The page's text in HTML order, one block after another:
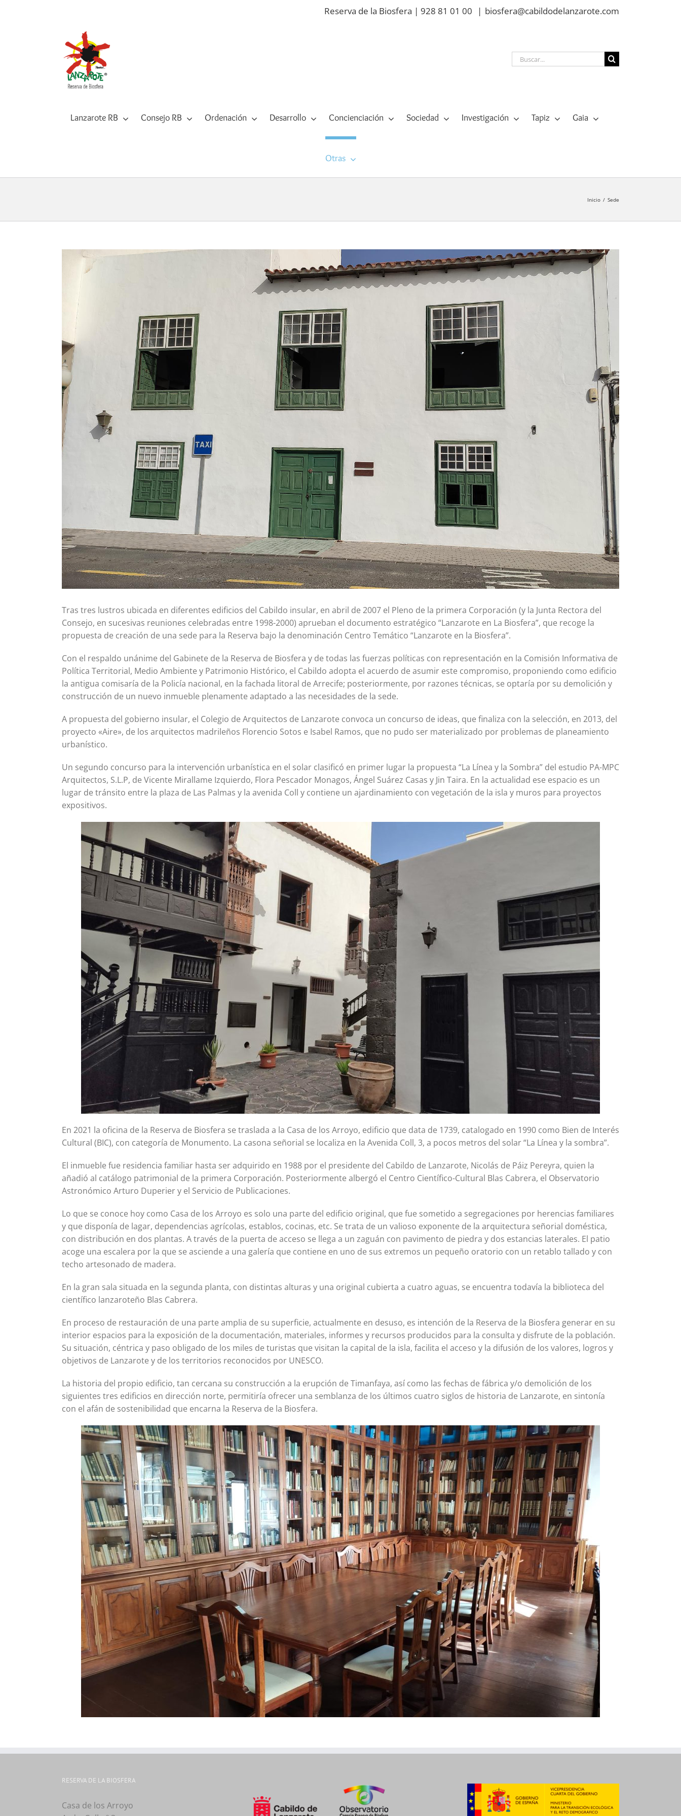
Reserva de la Biosfera | 928 81 01 00 | biosfera@cabildodelanzarote.com
Buscar:
Lanzarote RB Consejo RB Ordenación Desarrollo Concienciación Sociedad Investigación Tapiz Gaia
Otras
Inicio Sede
Tras tres lustros ubicada en diferentes edificios del Cabildo insular, en abril de 2007 el Pleno de la primera Corporación (y la Junta Rectora del
Consejo, en sucesivas reuniones celebradas entre 1998-2000) aprueban el documento estratégico “Lanzarote en La Biosfera”, que recoge la
propuesta de creación de una sede para la Reserva bajo la denominación Centro Temático “Lanzarote en la Biosfera”.
Con el respaldo unánime del Gabinete de la Reserva de Biosfera y de todas las fuerzas políticas con representación en la Comisión Informativa de
Política Territorial, Medio Ambiente y Patrimonio Histórico, el Cabildo adopta el acuerdo de asumir este compromiso, proponiendo como edificio
la antigua comisaría de la Policía nacional, en la fachada litoral de Arrecife; posteriormente, por razones técnicas, se optaría por su demolición y
construcción de un nuevo inmueble plenamente adaptado a las necesidades de la sede.
A propuesta del gobierno insular, el Colegio de Arquitectos de Lanzarote convoca un concurso de ideas, que finaliza con la selección, en 2013, del
proyecto «Aire», de los arquitectos madrileños Florencio Sotos e Isabel Ramos, que no pudo ser materializado por problemas de planeamiento
urbanístico.
Un segundo concurso para la intervención urbanística en el solar clasificó en primer lugar la propuesta “La Línea y la Sombra” del estudio PA-MPC
Arquitectos, S.L.P, de Vicente Mirallame Izquierdo, Flora Pescador Monagos, Ángel Suárez Casas y Jin Taira. En la actualidad ese espacio es un
lugar de tránsito entre la plaza de Las Palmas y la avenida Coll y contiene un ajardinamiento con vegetación de la isla y muros para proyectos
expositivos.
En 2021 la oficina de la Reserva de Biosfera se traslada a la Casa de los Arroyo, edificio que data de 1739, catalogado en 1990 como Bien de Interés
Cultural (BIC), con categoría de Monumento. La casona señorial se localiza en la Avenida Coll, 3, a pocos metros del solar “La Línea y la sombra”.
El inmueble fue residencia familiar hasta ser adquirido en 1988 por el presidente del Cabildo de Lanzarote, Nicolás de Páiz Pereyra, quien la
añadió al catálogo patrimonial de la primera Corporación. Posteriormente albergó el Centro Científico-Cultural Blas Cabrera, el Observatorio
Astronómico Arturo Duperier y el Servicio de Publicaciones.
Lo que se conoce hoy como Casa de los Arroyo es solo una parte del edificio original, que fue sometido a segregaciones por herencias familiares
y que disponía de lagar, dependencias agrícolas, establos, cocinas, etc. Se trata de un valioso exponente de la arquitectura señorial doméstica,
con distribución en dos plantas. A través de la puerta de acceso se llega a un zaguán con pavimento de piedra y dos estancias laterales. El patio
acoge una escalera por la que se asciende a una galería que contiene en uno de sus extremos un pequeño oratorio con un retablo tallado y con
techo artesonado de madera.
En la gran sala situada en la segunda planta, con distintas alturas y una original cubierta a cuatro aguas, se encuentra todavía la biblioteca del
científico lanzaroteño Blas Cabrera.
En proceso de restauración de una parte amplia de su superficie, actualmente en desuso, es intención de la Reserva de la Biosfera generar en su
interior espacios para la exposición de la documentación, materiales, informes y recursos producidos para la consulta y disfrute de la población.
Su situación, céntrica y paso obligado de los miles de turistas que visitan la capital de la isla, facilita el acceso y la difusión de los valores, logros y
objetivos de Lanzarote y de los territorios reconocidos por UNESCO.
La historia del propio edificio, tan cercana su construcción a la erupción de Timanfaya, así como las fechas de fábrica y/o demolición de los
siguientes tres edificios en dirección norte, permitiría ofrecer una semblanza de los últimos cuatro siglos de historia de Lanzarote, en sintonía
con el afán de sostenibilidad que encarna la Reserva de la Biosfera.
RESERVA DE LA BIOSFERA
Casa de los Arroyo